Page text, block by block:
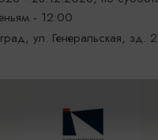
- 12:00
ул. Генеральская, зд.